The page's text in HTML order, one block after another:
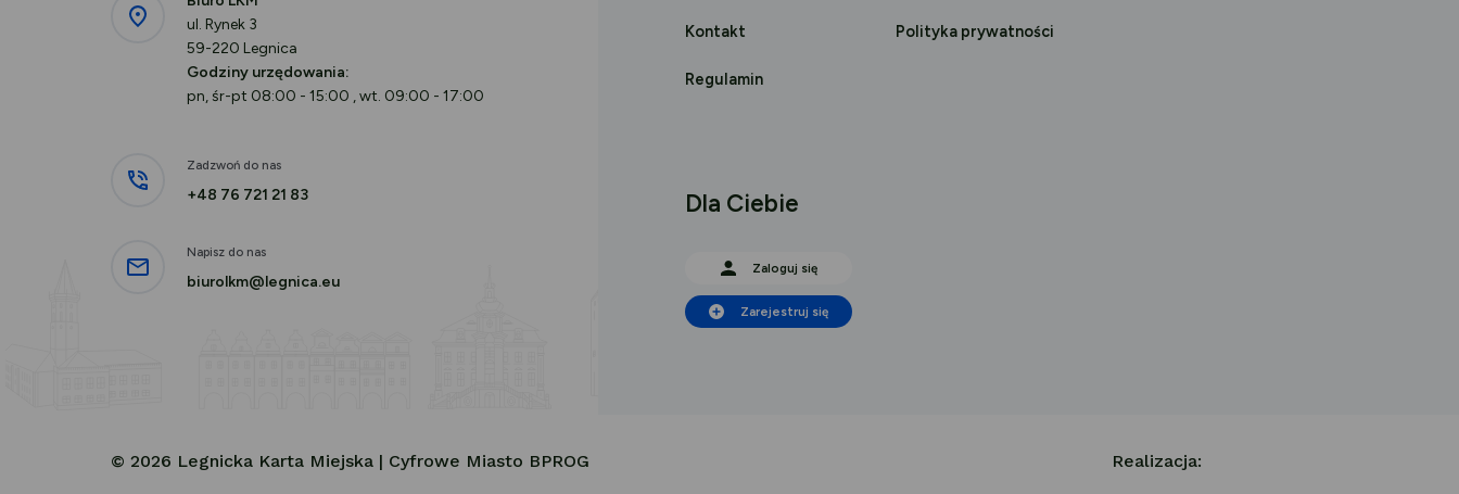
ul. Rynek 3
59-220 Legnica
Godziny urzędowania:
pn, śr-pt 08:00 - 15:00 , wt. 09:00 - 17:00
Zadzwoń do nas
+48 76 721 21 83
Napisz do nas
biurolkm@legnica.eu
Kontakt Polityka prywatności
Regulamin
Dla Ciebie
Zaloguj się
Zarejestruj się
© 2026 Legnicka Karta Miejska | Cyfrowe Miasto BPROG Realizacja: